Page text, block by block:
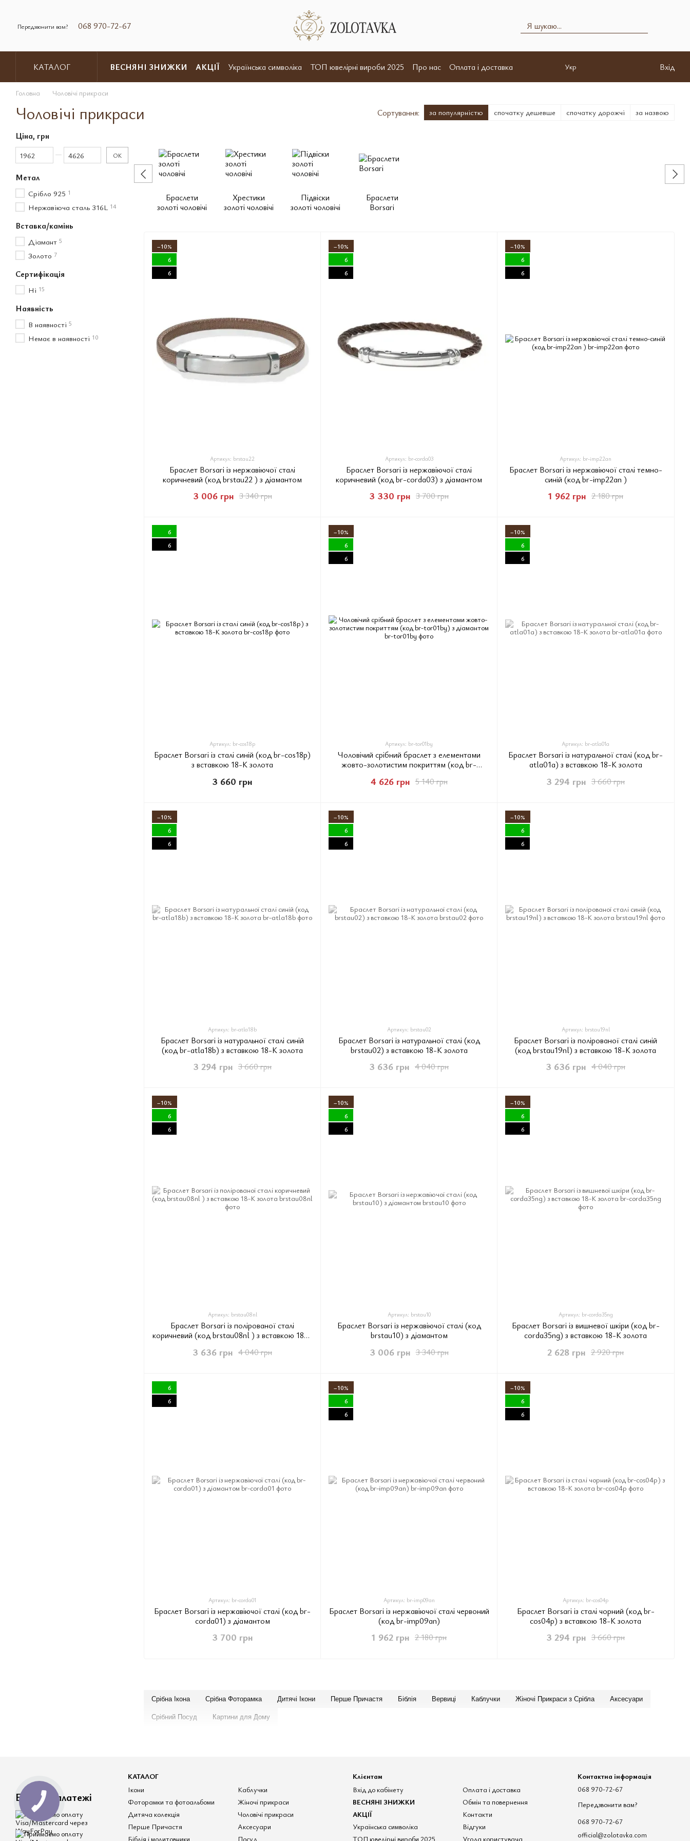
068 970-72-67
Передзвонити вам?
КАТАЛОГ ВЕСНЯНІ ЗНИЖКИ АКЦІЇ Українська символіка ТОП ювелірні вироби 2025 Про нас
Оплата і доставка
Укр Вхід
Головна Чоловічі прикраси
Чоловічі прикраси Сортування: за популярністю спочатку дешевше спочатку дорожчі за назвою
Браслети
золоті чоловічі
Хрестики
золоті чоловічі
Підвіски
золоті чоловічі
Браслети
Borsari
Срібна Ікона Срібна Фоторамка Дитячі Ікони Перше Причастя Біблія Вервиці Каблучки Жіночі Прикраси з Срібла Аксесуари
Срібний Посуд Картини для Дому
−10%
6
6
Артикул: brstau22
Браслет Borsari із нержавіючої сталі
коричневий (код brstau22 ) з діамантом
3 340 грн
3 006 грн
−10%
6
6
Артикул: br-corda03
Браслет Borsari із нержавіючої сталі
коричневий (код br-corda03) з діамантом
3 700 грн
3 330 грн
−10%
6
6
Артикул: br-imp22an
Браслет Borsari із нержавіючої сталі темно-
синій (код br-imp22an )
2 180 грн
1 962 грн
6
6
Артикул: br-cos18p
Браслет Borsari із сталі синій (код br-cos18p)
з вставкою 18-К золота
3 660 грн
−10%
6
6
Артикул: br-tor01by
Чоловічий срібний браслет з елементами
жовто-золотистим покриттям (код br-
5 140 грн
4 626 грн
−10%
6
6
Артикул: br-atla01a
Браслет Borsari із натуральної сталі (код br-
atla01a) з вставкою 18-К золота
3 660 грн
3 294 грн
−10%
6
6
Артикул: br-atla18b
Браслет Borsari із натуральної сталі синій
(код br-atla18b) з вставкою 18-К золота
3 660 грн
3 294 грн
−10%
6
6
Артикул: brstau02
Браслет Borsari із натуральної сталі (код
brstau02) з вставкою 18-К золота
4 040 грн
3 636 грн
−10%
6
6
Артикул: brstau19nl
Браслет Borsari із полірованої сталі синій
(код brstau19nl) з вставкою 18-К золота
4 040 грн
3 636 грн
−10%
6
6
Артикул: brstau08nl
Браслет Borsari із полірованої сталі
коричневий (код brstau08nl ) з вставкою 18-К
4 040 грн
3 636 грн
−10%
6
6
Артикул: brstau10
Браслет Borsari із нержавіючої сталі (код
brstau10) з діамантом
3 340 грн
3 006 грн
−10%
6
6
Артикул: br-corda35ng
Браслет Borsari із вишневої шкіри (код br-
corda35ng) з вставкою 18-К золота
2 920 грн
2 628 грн
6
6
Артикул: br-corda01
Браслет Borsari із нержавіючої сталі (код br-
corda01) з діамантом
3 700 грн
−10%
6
6
Артикул: br-imp09an
Браслет Borsari із нержавіючої сталі червоний
(код br-imp09an)
2 180 грн
1 962 грн
−10%
6
6
Артикул: br-cos04p
Браслет Borsari із сталі чорний (код br-
cos04p) з вставкою 18-К золота
3 660 грн
3 294 грн
Ціна, грн
Від Ціна, грн
До Ціна, грн ОК
Метал
Срібло 925 1
Нержавіюча сталь 316L 14
Вставка/камінь
Діамант 5
Золото 7
Сертифікація
Ні 15
Наявність
В наявності 5
Немає в наявності 10
Безпечні платежі
КАТАЛОГ
Ікони
Фоторамки та фотоальбоми
Дитяча колекція
Перше Причастя
Біблія і молитовники
Каблучки
Жіночі прикраси
Чоловічі прикраси
Аксесуари
Посуд
Клієнтам
Вхід до кабінету
ВЕСНЯНІ ЗНИЖКИ
АКЦІЇ
Українська символіка
ТОП ювелірні вироби 2025
Оплата і доставка
Обмін та повернення
Контакти
Відгуки
Угода користувача
Контактна інформація
068 970-72-67
Передзвонити вам?
068 970-72-67
official@zolotavka.com